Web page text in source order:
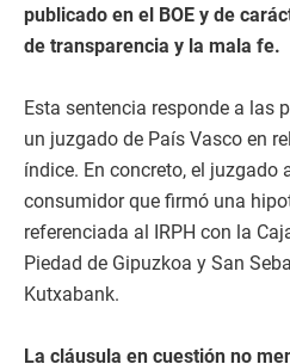
publicado en el BOE y de
de transparencia y la mala fe.
Esta sentencia responde a las
un juzgado de País Vasco en
índice. En concreto, el juzgado
consumidor que firmó una
referenciada al IRPH con la
Piedad de Gipuzkoa y San
Kutxabank.
La cláusula en cuestión no